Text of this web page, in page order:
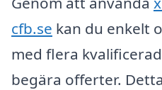
cfb.se kan du enkelt
med flera
begära offerter.